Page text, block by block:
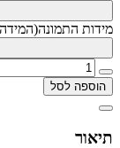
מידות
הוספה לסל
תיאור